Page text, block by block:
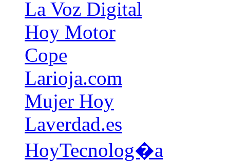
La Voz Digital
Hoy Motor
Cope
Larioja.com
Mujer Hoy
Laverdad.es
HoyTecnolog�a